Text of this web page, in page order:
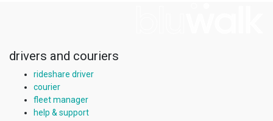
drivers and couriers
rideshare driver
courier
fleet manager
help & support